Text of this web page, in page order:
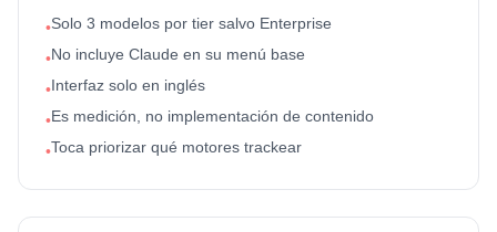
•Solo 3 modelos por tier salvo Enterprise
•No incluye Claude en su menú base
•Interfaz solo en inglés
•Es medición, no implementación de contenido
•Toca priorizar qué motores trackear